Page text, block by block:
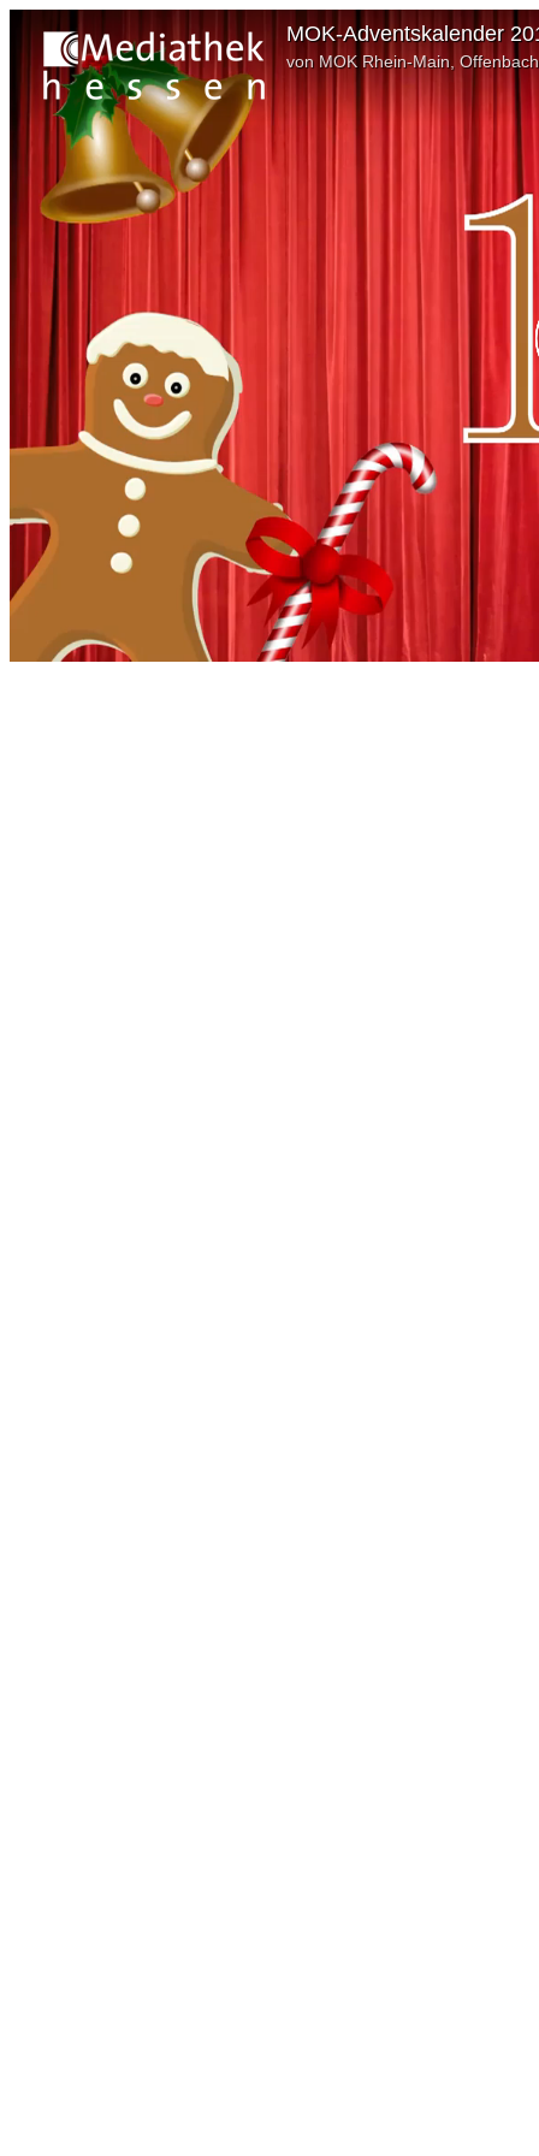
MOK-Adventskalender
von MOK Rhein-Main, Offenbach